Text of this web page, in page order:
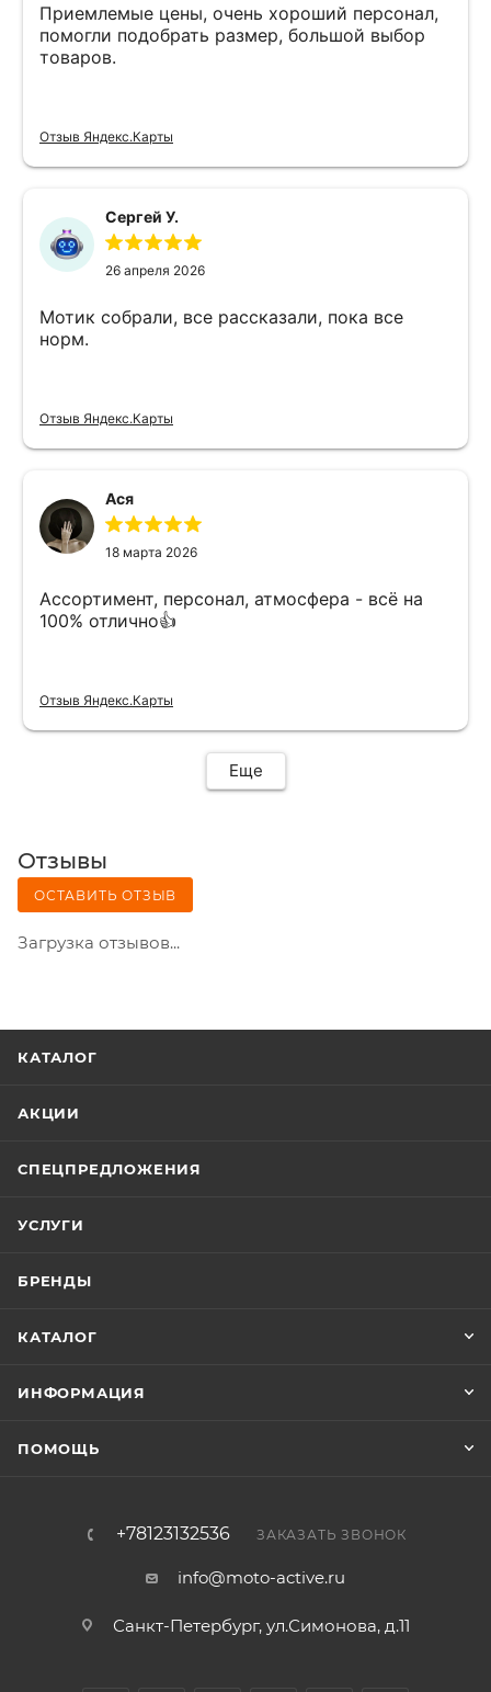
Приемлемые цены, очень хороший персонал,
помогли подобрать размер, большой выбор
товаров.
Отзыв Яндекс.Карты
Сергей У.
26 апреля 2026
Мотик собрали, все рассказали, пока все
норм.
Отзыв Яндекс.Карты
Ася
18 марта 2026
Ассортимент, персонал, атмосфера - всё на
100% отлично👍
Отзыв Яндекс.Карты
Еще
Отзывы
ОСТАВИТЬ ОТЗЫВ
Загрузка отзывов...
КАТАЛОГ
АКЦИИ
СПЕЦПРЕДЛОЖЕНИЯ
УСЛУГИ
БРЕНДЫ
КАТАЛОГ
ИНФОРМАЦИЯ
ПОМОЩЬ
+78123132536 ЗАКАЗАТЬ ЗВОНОК
info@moto-active.ru
Санкт-Петербург, ул.Симонова, д.11